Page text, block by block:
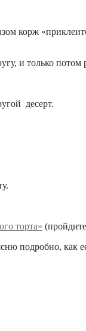
корж
и только потом
десерт.
торта»
подробно, как